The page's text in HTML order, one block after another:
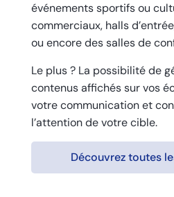
événements sportifs ou
commerciaux, halls
ou encore des salles de
Le plus ? La possibilité de
contenus affichés sur vos
votre communication et
l’attention de votre cible.
Découvrez toutes